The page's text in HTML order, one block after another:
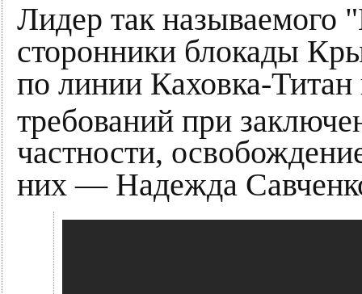
Лидер так называемого
сторонники блокады
по линии Каховка-Титан
требований при
частности,
них — Надежда